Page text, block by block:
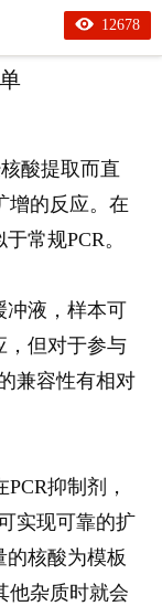
12678
酸提取而直
增的反应。在
于常规PCR。
冲液，样本可
，但对于参与
兼容性有相对
PCR抑制剂，
实现可靠的扩
的核酸为模板
他杂质时就会